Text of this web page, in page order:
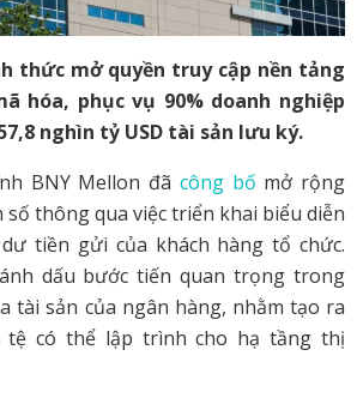
thức mở quyền truy cập nền tảng
hóa, phục vụ 90% doanh nghiệp
nghìn tỷ USD tài sản lưu ký.
BNY Mellon đã công bố mở rộng
số thông qua việc triển khai biểu diễn
tiền gửi của khách hàng tổ chức.
dấu bước tiến quan trọng trong
tài sản của ngân hàng, nhằm tạo ra
tệ có thể lập trình cho hạ tầng thị